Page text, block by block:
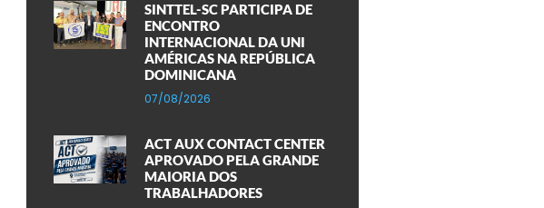
SINTTEL-SC PARTICIPA DE
ENCONTRO
INTERNACIONAL DA UNI
AMÉRICAS NA REPÚBLICA
DOMINICANA
07/08/2026
ACT AUX CONTACT CENTER
APROVADO PELA GRANDE
MAIORIA DOS
TRABALHADORES